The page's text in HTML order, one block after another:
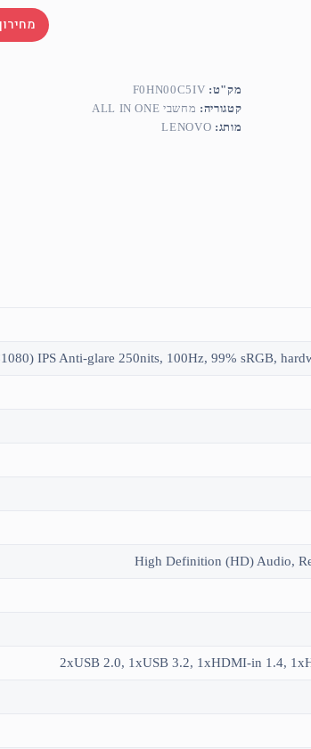
מק"ט: F0HN00C5IV
קטגוריה: מחשבי ALL IN ONE
מותג: LENOVO
High Definition (HD) Audio,
2xUSB 2.0, 1xUSB 3.2, 1xHDMI-in 1.4,